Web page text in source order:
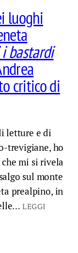
luoghi
bastardi
critico di
letture e di
trevigiane, ho
mi si rivela
sul monte
prealpino, in
LEGGI